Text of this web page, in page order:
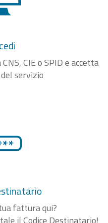
CIE o SPID e accetta
servizio
fattura qui?
il Codice Destinatario!